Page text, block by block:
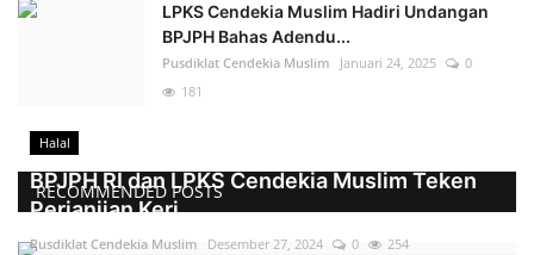
LPKS Cendekia Muslim Hadiri Undangan
BPJPH Bahas Adendu...
Pusdiklat Cendekia Muslim Januari 24, 2025
0
181
RECOMMENDED POSTS
Halal
BPJPH RI dan LPKS Cendekia Muslim Teken
Perjanjian Kerj...
Pusdiklat Cendekia Muslim Desember 27, 2024 0 254